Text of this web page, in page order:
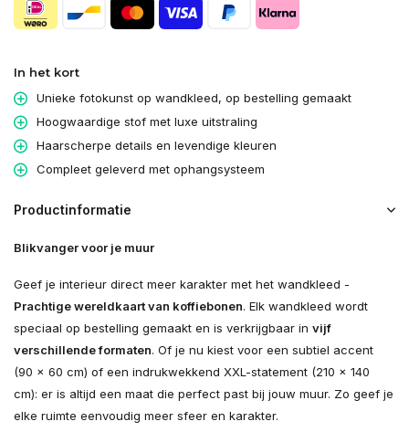
In het kort
Unieke fotokunst op wandkleed, op bestelling gemaakt
Hoogwaardige stof met luxe uitstraling
Haarscherpe details en levendige kleuren
Compleet geleverd met ophangsysteem
Productinformatie
Blikvanger voor je muur
Geef je interieur direct meer karakter met het wandkleed -
Prachtige wereldkaart van koffiebonen. Elk wandkleed wordt
speciaal op bestelling gemaakt en is verkrijgbaar in vijf
verschillende formaten. Of je nu kiest voor een subtiel accent
(90 × 60 cm) of een indrukwekkend XXL-statement (210 × 140
cm): er is altijd een maat die perfect past bij jouw muur. Zo geef je
elke ruimte eenvoudig meer sfeer en karakter.